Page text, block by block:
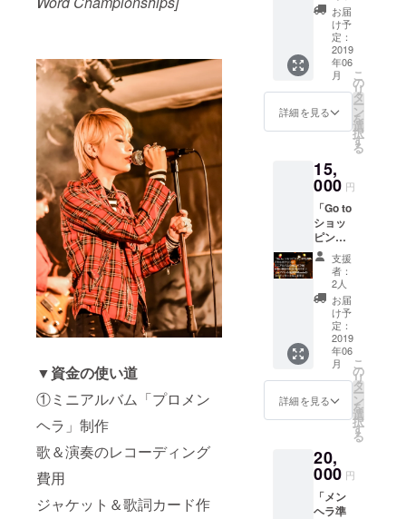
▼資金の使い道
①ミニアルバム「プロメン
ヘラ」制作
歌＆演奏のレコーディング
費用
ジャケット＆歌詞カード作
ムの他
に オフ
会(お茶
会)付き
のプラ
ン 場
所/Man
nie行き
つけ
館"集"
」 人数/
マン
ツーマ
ンorグ
ループ
(1回8人
まで) 時
間/11:0
0～
23:00の
中で3時
間保証
日程/4
～5月中
の平日
or土日
お届
け予
定：
2019
年06
月
詳細を見る
こ
の
リ
タ
ー
ン
を
選
択
す
る
15,
000 円
「Go to
ショッ
ピン
グ」 こ
ちらの
プラン
は ミニ
アルバ
ムの他
にオフ
会[お買
い物]が
付いた
もので
す♪
店員の
Mannie
がコー
ディ
ネート
支援
者：
2人
お届
け予
定：
2019
年06
月
詳細を見る
こ
の
リ
タ
ー
ン
を
選
択
す
る
20,
000 円
「メン
ヘラ準